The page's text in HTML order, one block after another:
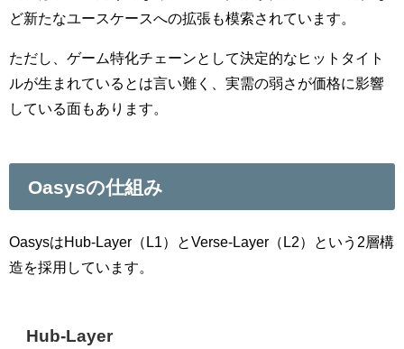
ど新たなユースケースへの拡張も模索されています。
ただし、ゲーム特化チェーンとして決定的なヒットタイト
ルが生まれているとは言い難く、実需の弱さが価格に影響
している面もあります。
Oasysの仕組み
OasysはHub-Layer（L1）とVerse-Layer（L2）という2層構
造を採用しています。
Hub-Layer